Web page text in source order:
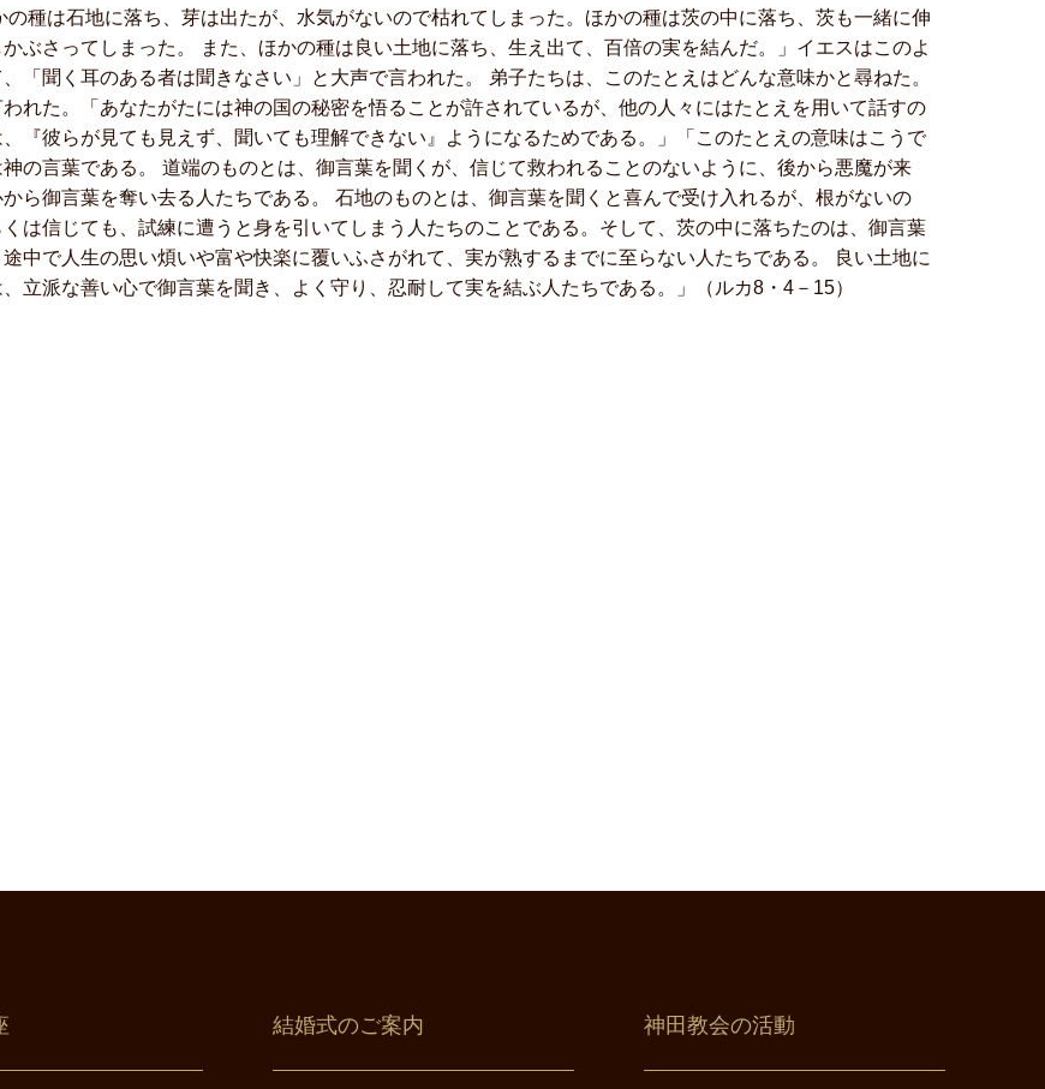
の種は石地に落ち、芽は出たが、水気がないので枯れてしまった。ほかの種は茨の中に落ち、茨も一緒に伸
ぶさってしまった。 また、ほかの種は良い土地に落ち、生え出て、百倍の実を結んだ。」イエスはこのよ
、「聞く耳のある者は聞きなさい」と大声で言われた。 弟子たちは、このたとえはどんな意味かと尋ねた。
れた。「あなたがたには神の国の秘密を悟ることが許されているが、他の人々にはたとえを用いて話すの
『彼らが見ても見えず、聞いても理解できない』ようになるためである。」「このたとえの意味はこうで
の言葉である。 道端のものとは、御言葉を聞くが、信じて救われることのないように、後から悪魔が来
ら御言葉を奪い去る人たちである。 石地のものとは、御言葉を聞くと喜んで受け入れるが、根がないの
は信じても、試練に遭うと身を引いてしまう人たちのことである。そして、茨の中に落ちたのは、御言葉
途中で人生の思い煩いや富や快楽に覆いふさがれて、実が熟するまでに至らない人たちである。 良い土地に
立派な善い心で御言葉を聞き、よく守り、忍耐して実を結ぶ人たちである。」（ルカ8・4－15）
結婚式のご案内 神田教会の活動